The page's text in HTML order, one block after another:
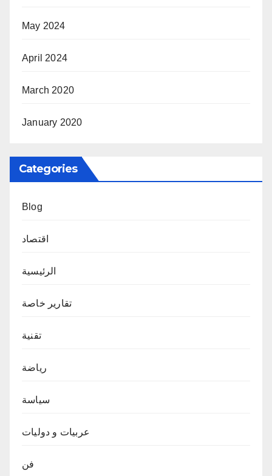
May 2024
April 2024
March 2020
January 2020
Categories
Blog
اقتصاد
الرئيسية
تقارير خاصة
تقنية
رياضة
سياسة
عربيات و دوليات
فن